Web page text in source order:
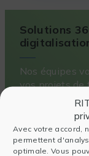
Avec votre accord,
permettent
optimale. Vous
Solutions
Nos équipes
vos projets
de services,
pertinentes,